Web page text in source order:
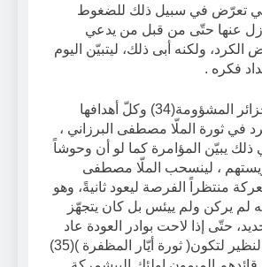
والتي تعرّض في سبيل ذلك للضغوط
عنها حتّى من قبل من يدعي
ولكنه أبى ذلك، ليتبيّن اليوم
فكره .
لتأتي اتفاقية الجزائر المشؤومة(34) وكلّ أهدافها
في ثورة الملّا مصطفى البرزاني ،
يبيّن المؤامرة كما لو أن وحوشاً
، لينسحب الملّا مصطفى
منتظراً الفرصة ليعود ثانيةً، وهو
لم يركن ولم ييئس بل كان يتجهّز
حتّى إذا لاحت بوادر العودة عاد
بلهفة منقطعة النظير لتكون( ثورة أيّار المظفرة )(35)